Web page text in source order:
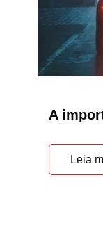
A
Leia